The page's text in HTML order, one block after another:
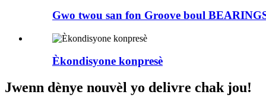
Gwo twou san fon Groove boul
Èkondisyone konpresè
Jwenn dènye nouvèl yo delivre chak jou!